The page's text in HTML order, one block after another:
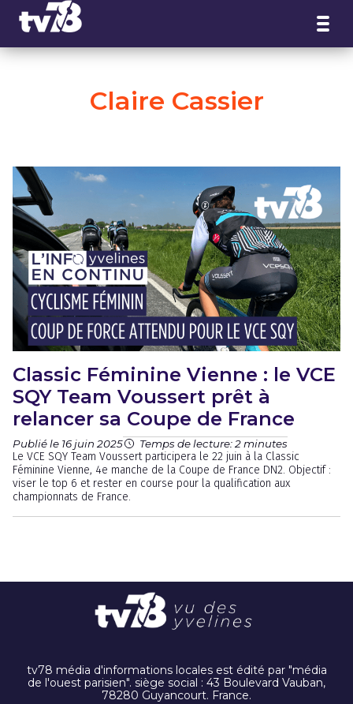
Claire Cassier
Classic Féminine Vienne : le VCE
SQY Team Voussert prêt à
relancer sa Coupe de France
Publié le 16 juin 2025 Temps de lecture: 2 minutes
Le VCE SQY Team Voussert participera le 22 juin à la Classic
Féminine Vienne, 4e manche de la Coupe de France DN2. Objectif :
viser le top 6 et rester en course pour la qualification aux
championnats de France.
tv78 média d'informations locales est édité par "média
de l'ouest parisien". siège social : 43 Boulevard Vauban,
78280 Guyancourt. France.
Panneau de gestion des cookies